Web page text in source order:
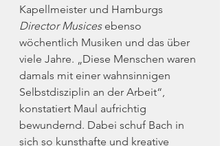
Kapellmeister und Hamburgs
Director Musices ebenso
wöchentlich Musiken und das über
viele Jahre. „Diese Menschen waren
damals mit einer wahnsinnigen
Selbstdisziplin an der Arbeit“,
konstatiert Maul aufrichtig
bewundernd. Dabei schuf Bach in
sich so kunsthafte und kreative